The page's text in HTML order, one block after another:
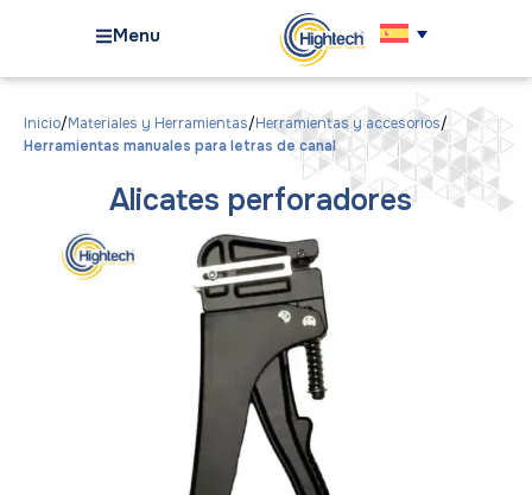
Menu
Inicio Materiales y Herramientas Herramientas y accesorios
Herramientas manuales para letras de canal
Alicates perforadores